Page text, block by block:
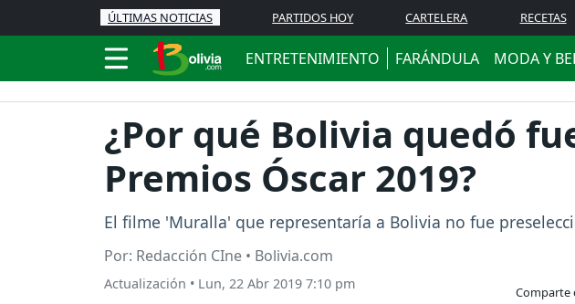
ÚLTIMAS NOTICIAS PARTIDOS HOY CARTELERA RECETAS
ENTRETENIMIENTO FARÁNDULA MODA Y
¿Por qué Bolivia quedó
Premios Óscar 2019?
El filme 'Muralla' que representaría a Bolivia no fue
Por: Redacción CIne • Bolivia.com
Actualización • Lun, 22 Abr 2019 7:10 pm Comparte